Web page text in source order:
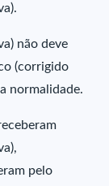
não deve
(corrigido
normalidade.
pelo